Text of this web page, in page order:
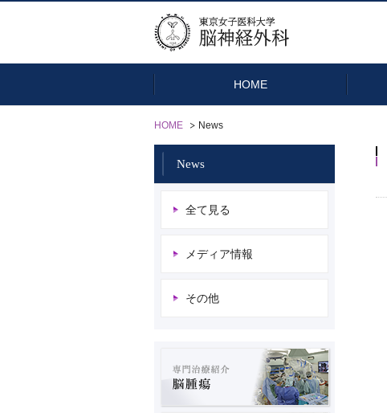
HOME
脳腫瘍
HOME News
News
全て見る
メディア情報
その他